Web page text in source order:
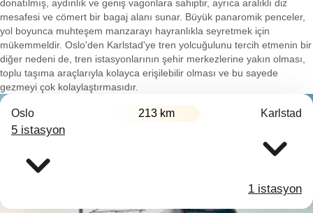
donatılmış, aydınlık ve geniş vagonlara sahiptir, ayrıca aralıklı diz
mesafesi ve cömert bir bagaj alanı sunar. Büyük panaromik penceler,
yol boyunca muhteşem manzarayı hayranlıkla seyretmek için
mükemmeldir. Oslo'den Karlstad'ye tren yolcuğulunu tercih etmenin bir
diğer nedeni de, tren istasyonlarının şehir merkezlerine yakın olması,
toplu taşıma araçlarıyla kolayca erişilebilir olması ve bu sayede
gezmeyi çok kolaylaştırmasıdır.
Oslo 213 km Karlstad
5 istasyon
1 istasyon